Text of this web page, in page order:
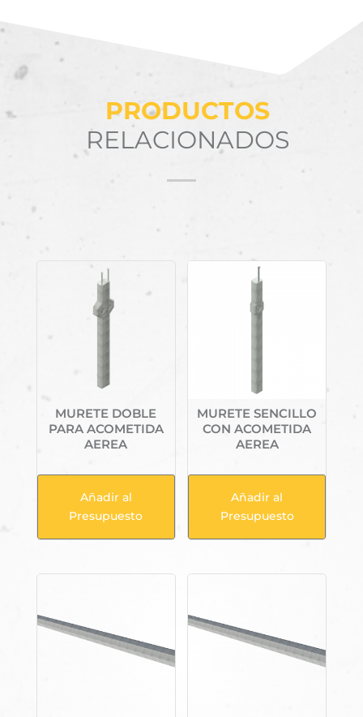
PRODUCTOS
RELACIONADOS
MURETE DOBLE
PARA ACOMETIDA
AEREA
Añadir al
Presupuesto
MURETE SENCILLO
CON ACOMETIDA
AEREA
Añadir al
Presupuesto